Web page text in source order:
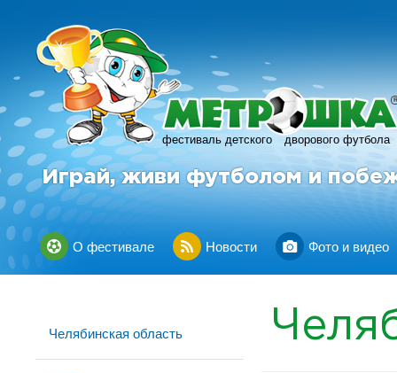
фестиваль детского дворового футбола
R
Играй, живи футболом и
О фестивале Новости Фото и видео
Челябинская область